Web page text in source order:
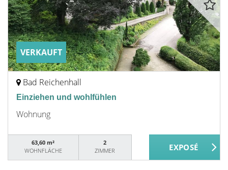
VERKAUFT
Bad Reichenhall
Einziehen und wohlfühlen
Wohnung
63,60 m²
WOHNFLÄCHE
2
ZIMMER